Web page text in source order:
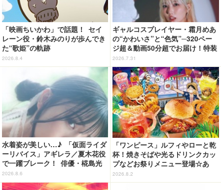
「映画ちいかわ」で話題！ セイ
レーン役・鈴木みのりが歩んでき
た“歌姫”の軌跡
2026.8.4
ギャルコスプレイヤー・霜月めあ
の“かわいさ”と“色気”─320ペー
ジ超＆動画50分超でお届け！特装
合本版のデジタル写真集が登場
2026.7.31
水着姿が美しい…♪ 「仮面ライダ
ーリバイス」アギレラ／夏木花役
で一躍ブレーク！ 俳優・椛島光
の2nd写真集が予約開始
2026.8.6
「ワンピース」ルフィやローと乾
杯！焼きそばや光るドリンクカッ
プなどお祭りメニュー登場☆あ
の“麦わら帽子”もグッズ化!? 【U
SJ「ワンピース・プレミア・サマ
2026.8.2